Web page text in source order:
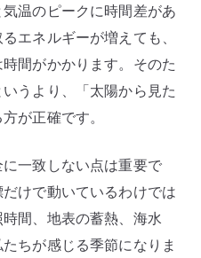
温のピークに時間差があ
エネルギーが増えても、
間がかかります。そのた
うより、「太陽から見た
が正確です。
一致しない点は重要で
けで動いているわけでは
間、地表の蓄熱、海水
ちが感じる季節になりま